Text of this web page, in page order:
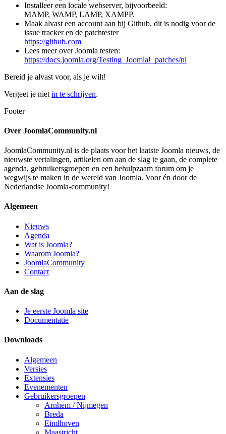
Installeer een locale webserver, bijvoorbeeld:
MAMP, WAMP, LAMP, XAMPP.
Maak alvast een account aan bij Github, dit is nodig voor de
issue tracker en de patchtester
https://github.com
Lees meer over Joomla testen:
https://docs.joomla.org/Testing_Joomla!_patches/nl
Bereid je alvast voor, als je wilt!
Vergeet je niet in te schrijven.
Footer
Over JoomlaCommunity.nl
JoomlaCommunity.nl is de plaats voor het laatste Joomla nieuws, de
nieuwste vertalingen, artikelen om aan de slag te gaan, de complete
agenda, gebruikersgroepen en een behulpzaam forum om je
wegwijs te maken in de wereld van Joomla. Voor én door de
Nederlandse Joomla-community!
Algemeen
Nieuws
Agenda
Wat is Joomla?
Waarom Joomla?
JoomlaCommunity
Contact
Aan de slag
Je eerste Joomla site
Documentatie
Downloads
Algemeen
Versies
Extensies
Evenementen
Gebruikersgroepen
Arnhem / Nijmegen
Breda
Eindhoven
Maastricht